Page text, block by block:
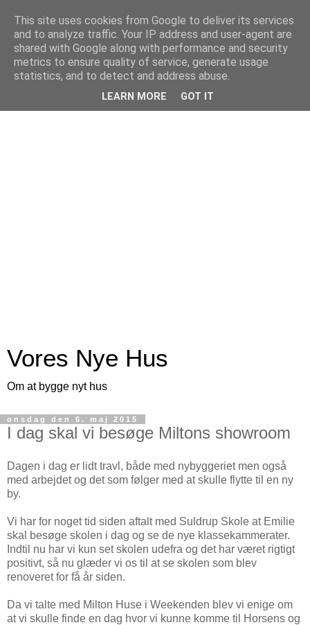
Vores Nye Hus
Om at bygge nyt hus
onsdag den 6. maj 2015
I dag skal vi besøge Miltons showroom
Dagen i dag er lidt travl, både med nybyggeriet men også
med arbejdet og det som følger med at skulle flytte til en ny
by.
Vi har for noget tid siden aftalt med Suldrup Skole at Emilie
skal besøge skolen i dag og se de nye klassekammerater.
Indtil nu har vi kun set skolen udefra og det har været rigtigt
positivt, så nu glæder vi os til at se skolen som blev
renoveret for få år siden.
Da vi talte med Milton Huse i Weekenden blev vi enige om
at vi skulle finde en dag hvor vi kunne komme til Horsens og
This site uses cookies from Google to deliver its services
and to analyze traffic. Your IP address and user-agent are
shared with Google along with performance and security
metrics to ensure quality of service, generate usage
statistics, and to detect and address abuse.
LEARN MORE GOT IT